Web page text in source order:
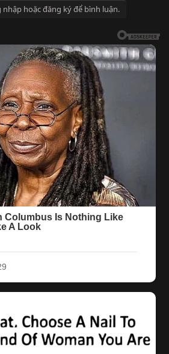
nhập hoặc đăng ký để bình luận.